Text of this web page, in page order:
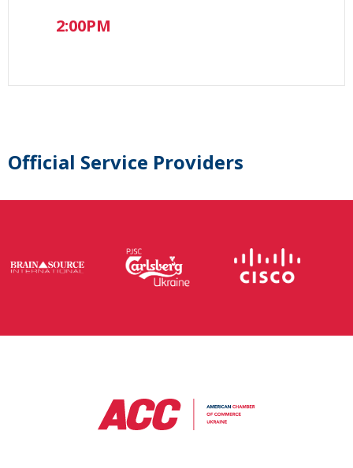
2:00PM
Official Service Providers